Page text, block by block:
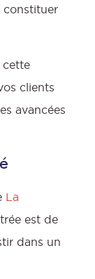
cette
clients
avancées
La
est de
dans un